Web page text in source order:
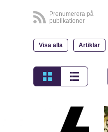
Prenumerera på
publikationer
Visa alla Artiklar